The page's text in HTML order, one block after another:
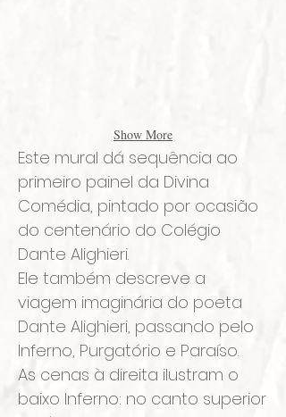
Show More
Este mural dá sequência ao
primeiro painel da Divina
Comédia, pintado por ocasião
do centenário do Colégio
Dante Alighieri.
Ele também descreve a
viagem imaginária do poeta
Dante Alighieri, passando pelo
Inferno, Purgatório e Paraíso.
As cenas à direita ilustram o
baixo Inferno: no canto superior